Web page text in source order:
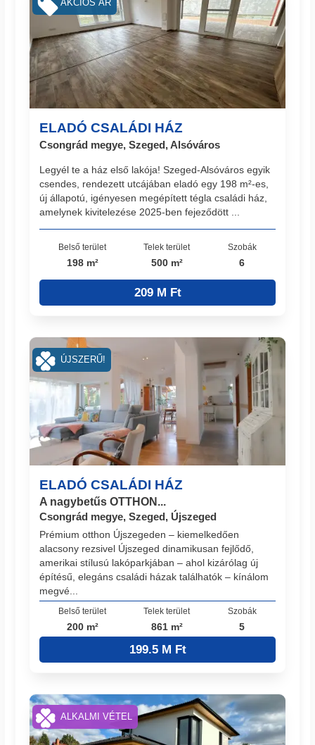
ELADÓ CSALÁDI HÁZ
Csongrád megye, Szeged, Alsóváros
Legyél te a ház első lakója! Szeged-Alsóváros egyik
csendes, rendezett utcájában eladó egy 198 m²-es,
új állapotú, igényesen megépített tégla családi ház,
amelynek kivitelezése 2025-ben fejeződött ...
Belső terület
198 m²
Telek terület
500 m²
Szobák
6
209 M Ft
AKCIÓS ÁR
ELADÓ CSALÁDI HÁZ
A nagybetűs OTTHON...
Csongrád megye, Szeged, Újszeged
Prémium otthon Újszegeden – kiemelkedően
alacsony rezsivel Újszeged dinamikusan fejlődő,
amerikai stílusú lakóparkjában – ahol kizárólag új
építésű, elegáns családi házak találhatók – kínálom
megvé...
Belső terület
200 m²
Telek terület
861 m²
Szobák
5
199.5 M Ft
ÚJSZERŰ!
ALKALMI VÉTEL